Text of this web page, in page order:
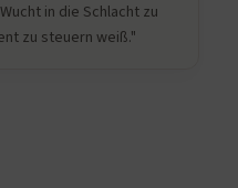
in die Schlacht zu
zu steuern weiß."